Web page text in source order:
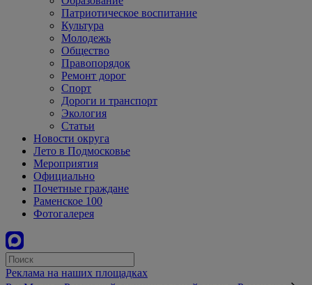
Патриотическое воспитание
Культура
Молодежь
Общество
Правопорядок
Ремонт дорог
Спорт
Дороги и транспорт
Экология
Статьи
Новости округа
Лето в Подмосковье
Мероприятия
Официально
Почетные граждане
Раменское 100
Фотогалерея
Реклама на наших площадках